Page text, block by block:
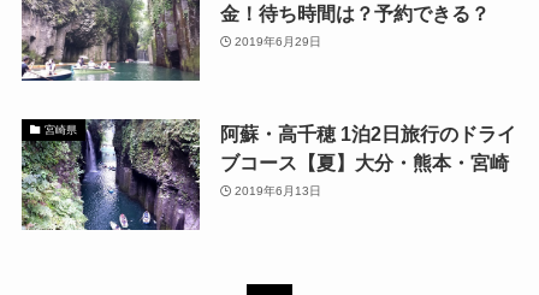
金！待ち時間は？予約できる？
2019年6月29日
宮崎県
阿蘇・高千穂 1泊2日旅行のドライ
ブコース【夏】大分・熊本・宮崎
2019年6月13日